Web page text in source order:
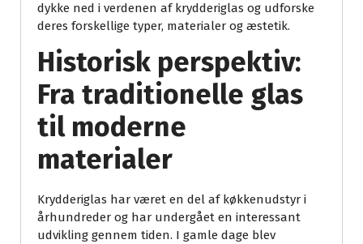
dykke ned i verdenen af krydderiglas og udforske
deres forskellige typer, materialer og æstetik.
Historisk perspektiv:
Fra traditionelle glas
til moderne
materialer
Krydderiglas har været en del af køkkenudstyr i
århundreder og har undergået en interessant
udvikling gennem tiden. I gamle dage blev